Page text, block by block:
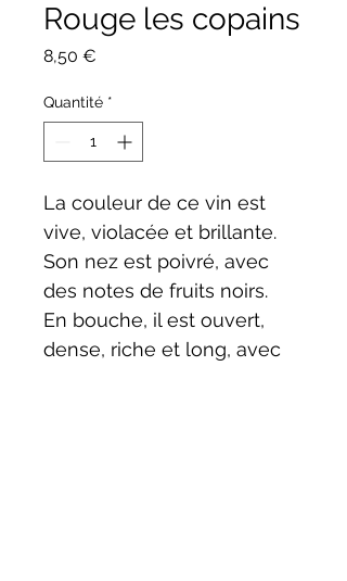
Rouge les copains
8,50 €
Quantité *
La couleur de ce vin est
vive, violacée et brillante.
Son nez est poivré, avec
des notes de fruits noirs.
En bouche, il est ouvert,
dense, riche et long, avec